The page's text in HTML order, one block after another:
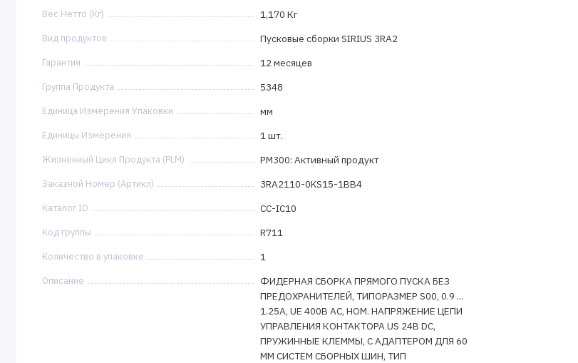
Вес Нетто (Кг) 1,170 Кг
Вид продуктов Пусковые сборки SIRIUS 3RA2
Гарантия 12 месяцев
Группа Продукта 5348
Единица Измерения Упаковки мм
Единицы Измерения 1 шт.
Жизненный Цикл Продукта (PLM) PM300: Активный продукт
Заказной Номер (Артикл) 3RA2110-0KS15-1BB4
Каталог ID CC-IC10
Код группы R711
Количество в упаковке 1
Описание
ФИДЕРНАЯ СБОРКА ПРЯМОГО ПУСКА БЕЗ
ПРЕДОХРАНИТЕЛЕЙ, ТИПОРАЗМЕР S00, 0.9 ...
1.25A, UE 400В АС, НОМ. НАПРЯЖЕНИЕ ЦЕПИ
УПРАВЛЕНИЯ КОНТАКТОРА US 24В DC,
ПРУЖИННЫЕ КЛЕММЫ, С АДАПТЕРОМ ДЛЯ 60
ММ СИСТЕМ СБОРНЫХ ШИН, ТИП